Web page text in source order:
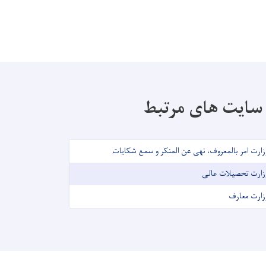
سایت های مرتبط
امر بالمعروف، نهی عن المنکر و سمع شکایات
تحصیلات عالی
معارف